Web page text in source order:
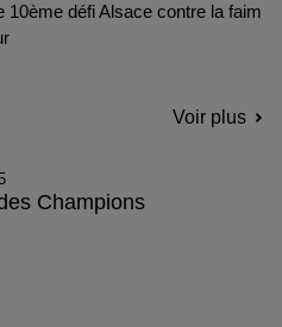
10ème défi Alsace contre la faim
Voir plus
Champions